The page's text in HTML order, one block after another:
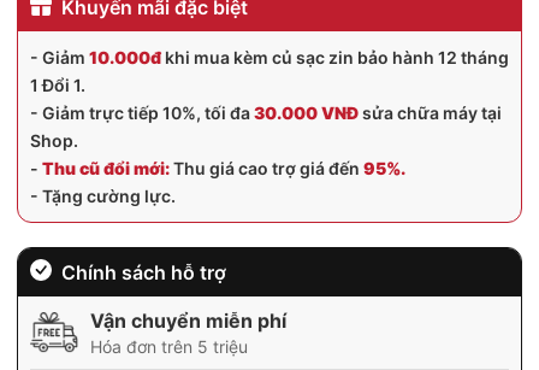
Khuyến mãi đặc biệt
- Giảm 10.000đ khi mua kèm củ sạc zin bảo hành 12 tháng
1 Đổi 1.
- Giảm trực tiếp 10%, tối đa30.000 VNĐsửa chữa máy tại
Shop.
- Thu cũ đổi mới:Thu giá cao trợ giá đến 95%.
- Tặng cường lực.
Chính sách hỗ trợ
Vận chuyển miễn phí
Hóa đơn trên 5 triệu